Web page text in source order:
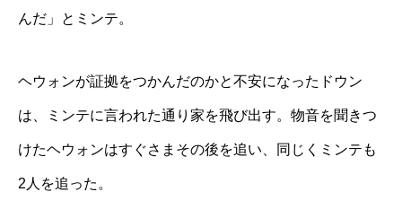
んだ」とミンテ。
ヘウォンが証拠をつかんだのかと不安になったドウン
は、ミンテに言われた通り家を飛び出す。物音を聞きつ
けたヘウォンはすぐさまその後を追い、同じくミンテも
2人を追った。